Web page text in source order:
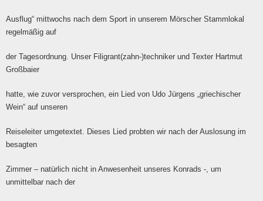
Ausflug“ mittwochs nach dem Sport in unserem Mörscher Stammlokal
regelmäßig auf
der Tagesordnung. Unser Filigrant(zahn-)techniker und Texter Hartmut
Großbaier
hatte, wie zuvor versprochen, ein Lied von Udo Jürgens „griechischer
Wein“ auf unseren
Reiseleiter umgetextet. Dieses Lied probten wir nach der Auslosung im
besagten
Zimmer – natürlich nicht in Anwesenheit unseres Konrads -, um
unmittelbar nach der